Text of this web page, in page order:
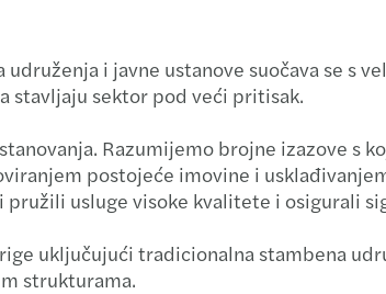
Forecasting your financial
M&A transakcije
Finansiranje
Krize i sporovi
i javne ustanove suočava se s
stavljaju sektor pod veći pritisak.
Razumijemo brojne izazove s
postojeće imovine i
usluge visoke kvalitete i osigurali
uključujući tradicionalna stambena
strukturama.